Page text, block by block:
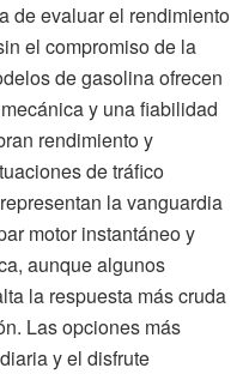
de evaluar el rendimiento
el compromiso de la
de gasolina ofrecen
y una fiabilidad
rendimiento y
de tráfico
la vanguardia
motor instantáneo y
aunque algunos
la respuesta más cruda
Las opciones más
y el disfrute